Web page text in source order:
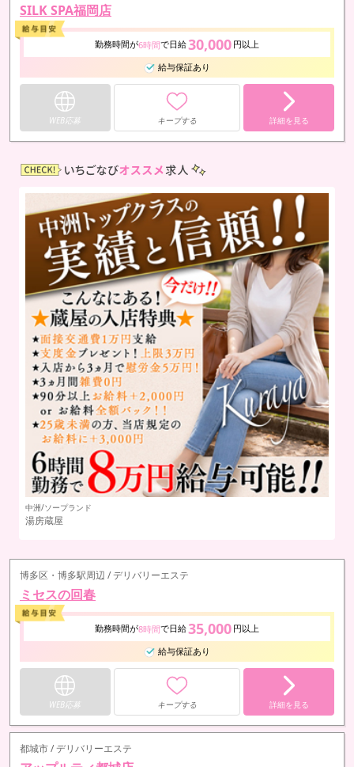
SILK SPA福岡店
勤務時間が6時間で日給30,000 円以上
給与保証あり
WEB応募 キープする 詳細を見る
中洲/ソープランド
湯房蔵屋
博多区・博多駅周辺 / デリバリーエステ
ミセスの回春
勤務時間が8時間で日給35,000 円以上
給与保証あり
WEB応募 キープする 詳細を見る
都城市 / デリバリーエステ